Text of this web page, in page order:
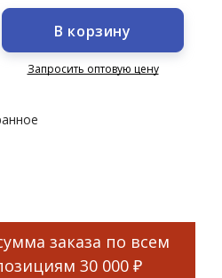
В корзину
Запросить оптовую цену
заказа по всем
30 000 ₽